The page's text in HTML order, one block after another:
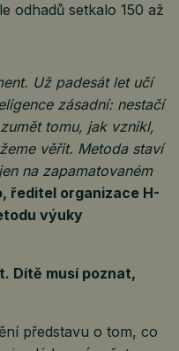
odhadů setkalo 150 až
Už padesát let učí
zásadní: nestačí
tomu, jak vznikl,
věřit. Metoda staví
na zapamatovaném
ředitel organizace H-
výuky
Dítě musí poznat,
představu o tom, co